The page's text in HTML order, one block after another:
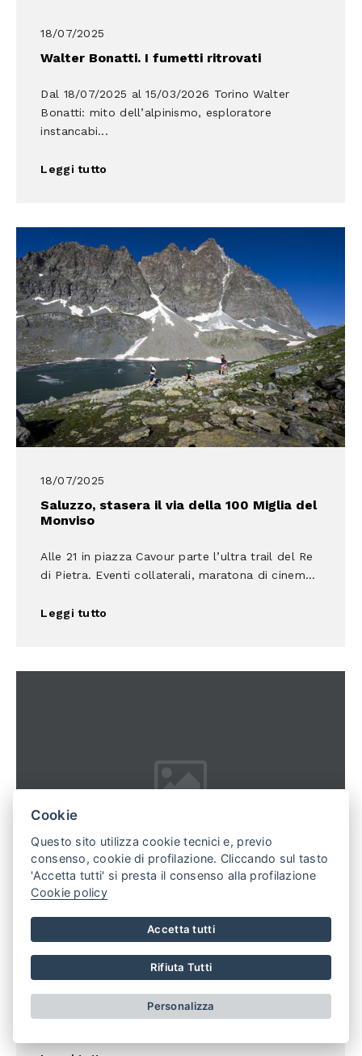
18/07/2025
Walter Bonatti. I fumetti ritrovati
Dal 18/07/2025 al 15/03/2026 Torino Walter
Bonatti: mito dell’alpinismo, esploratore
instancabi...
Leggi tutto
18/07/2025
Saluzzo, stasera il via della 100 Miglia del
Monviso
Alle 21 in piazza Cavour parte l’ultra trail del Re
di Pietra. Eventi collaterali, maratona di cinem...
Leggi tutto
edizione del Salone del Libro di Montagna
In programma sabato 19 e domenica 20
luglio presso la Sala Consiliare del Comune. Gli...
Cookie
Questo sito utilizza cookie tecnici e, previo
consenso, cookie di profilazione. Cliccando sul tasto
'Accetta tutti' si presta il consenso alla profilazione
Cookie policy
Accetta tutti
Rifiuta Tutti
Personalizza